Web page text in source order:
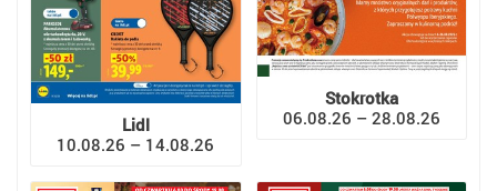
Lidl
10.08.26 – 14.08.26
Stokrotka
06.08.26 – 28.08.26